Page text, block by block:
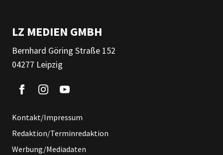
LZ MEDIEN GMBH
Bernhard Göring Straße 152
04277 Leipzig
Kontakt/Impressum
Redaktion/Terminredaktion
Werbung/Mediadaten